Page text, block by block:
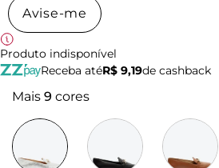
Avise-me
Produto indisponível
Receba atéR$ 9,19de cashback
Mais 9 cores